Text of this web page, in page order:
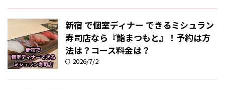
新宿 で個室ディナー できるミシュラン
寿司店なら『鮨まつもと』！予約は方
法は？コース料金は？
2026/7/2